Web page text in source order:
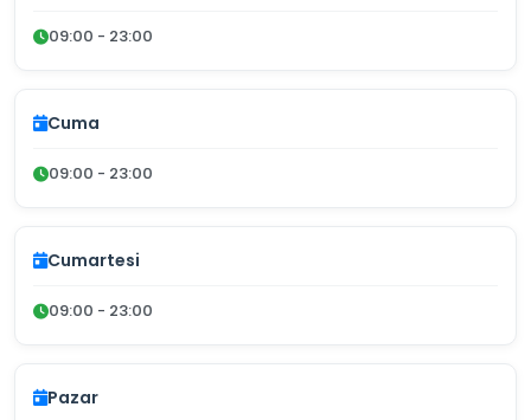
09:00 - 23:00
Cuma
09:00 - 23:00
Cumartesi
09:00 - 23:00
Pazar